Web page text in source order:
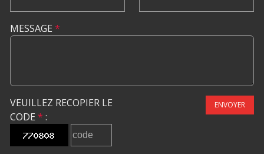
MESSAGE *
VEUILLEZ RECOPIER LE
CODE * :
ENVOYER